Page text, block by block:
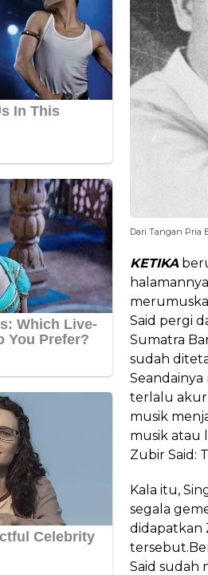
Dari Tangan Pria
KETIKA
Said pergi
Sumatra
sudah
terlalu akur
musik
musik atau
Zubir Said:
Kala itu,
segala
didapatkan
Said sudah